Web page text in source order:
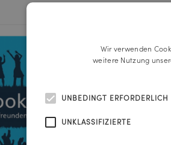
Wir verwenden
weitere Nutzung
UNBEDINGT ERFORDERLICH
UNKLASSIFIZIERTE